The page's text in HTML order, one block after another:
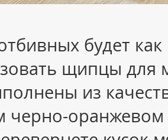
будет
щипцы для
из
черно-